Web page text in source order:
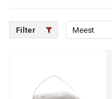
Filter
Meest